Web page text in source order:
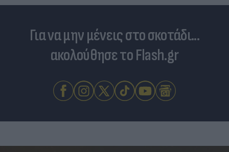
Για να μην μένεις στο σκοτάδι...
ακολούθησε το Flash.gr